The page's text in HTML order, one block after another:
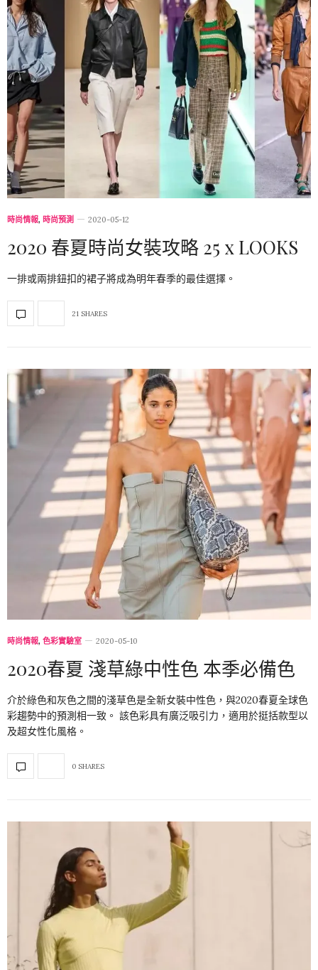
時尚情報, 時尚預測 2020-05-12
2020 春夏時尚女裝攻略 25 x LOOKS
一排或兩排鈕扣的裙子將成為明年春季的最佳選擇。
21 SHARES
時尚情報, 色彩實驗室 2020-05-10
2020春夏 淺草綠中性色 本季必備色
介於綠色和灰色之間的淺草色是全新女裝中性色，與2020春夏全球色
彩趨勢中的預測相一致。 該色彩具有廣泛吸引力，適用於挺括款型以
及超女性化風格。
0 SHARES